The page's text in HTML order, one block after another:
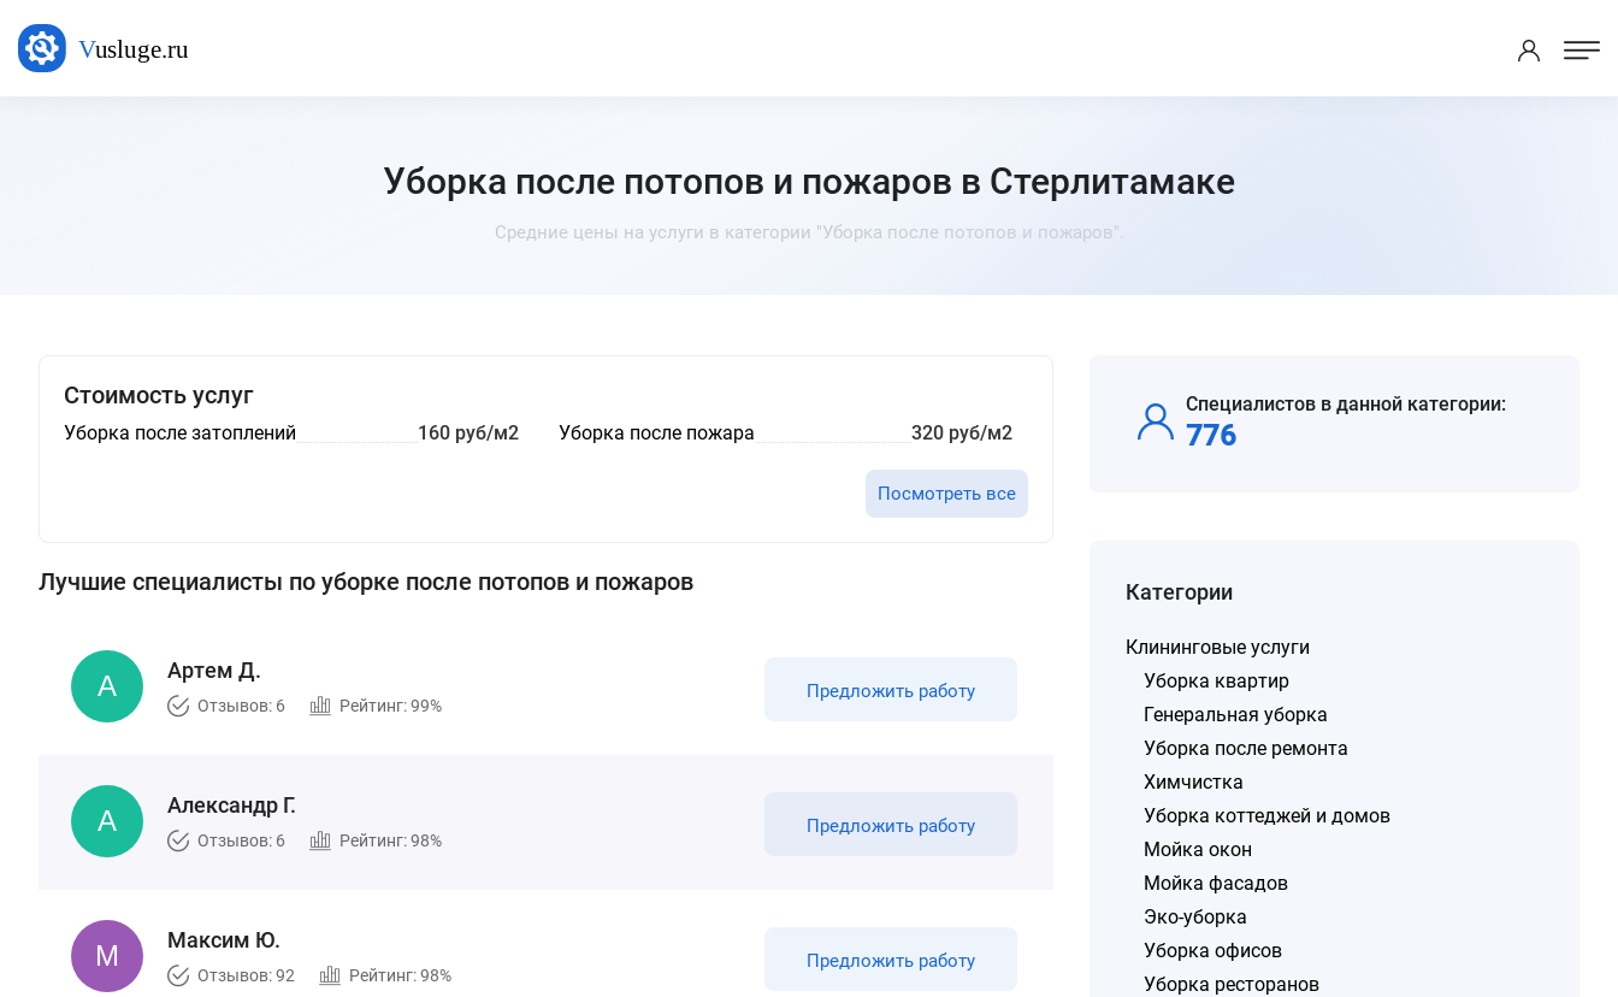
Уборка после потопов и пожаров в Стерлитамаке
Средние цены на услуги в категории "Уборка после потопов и пожаров".
Стоимость услуг
Уборка после затоплений 160 руб/м2 Уборка после пожара 320 руб/м2
Посмотреть все
Лучшие специалисты по уборке после потопов и пожаров
Артем Д.
Отзывов: 6 Рейтинг: 99%
Предложить работу
Александр Г.
Отзывов: 6 Рейтинг: 98%
Предложить работу
Максим Ю.
Отзывов: 92 Рейтинг: 98%
Предложить работу
Специалистов в данной категории:
776
Категории
Клининговые услуги
Уборка квартир
Генеральная уборка
Уборка после ремонта
Химчистка
Уборка коттеджей и домов
Мойка окон
Мойка фасадов
Эко-уборка
Уборка офисов
Уборка ресторанов